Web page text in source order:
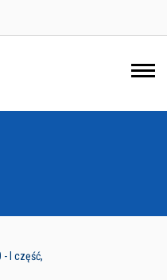
I część,
Sączu